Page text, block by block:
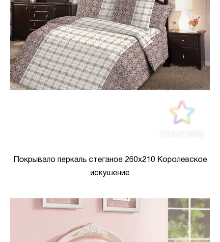
Покрывало перкаль стеганое 260х210 Королевское
искушение